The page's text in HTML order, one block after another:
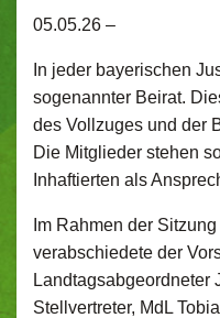
05.05.26 –
In jeder bayerischen
sogenannter Beirat.
des Vollzuges und der
Die Mitglieder stehen
Inhaftierten als
Im Rahmen der
verabschiedete der
Landtagsabgeordneter
Stellvertreter, MdL